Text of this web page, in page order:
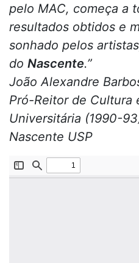
pelo MAC, começa a
resultados obtidos e
sonhado pelos
do Nascente.”
João Alexandre
Pró-Reitor de Cultura
Universitária (1990-
Nascente USP